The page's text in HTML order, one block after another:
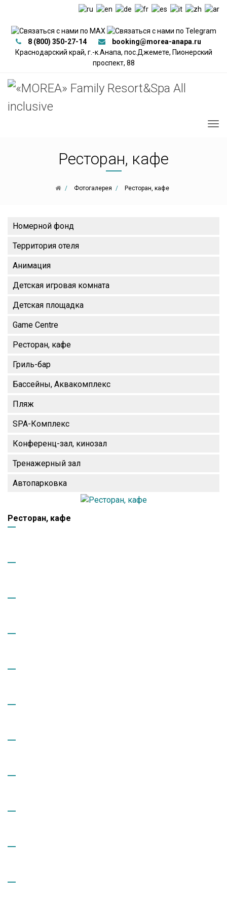
8 (800) 350-27-14
booking@morea-anapa.ru
Краснодарский край, г.-к.Анапа, пос.Джемете, Пионерский
проспект, 88
Ресторан, кафе
Фотогалерея Ресторан, кафе
Номерной фонд
Территория отеля
Анимация
Детская игровая комната
Детская площадка
Game Centre
Ресторан, кафе
Гриль-бар
Бассейны, Аквакомплекс
Пляж
SPA-Комплекс
Конференц-зал, кинозал
Тренажерный зал
Автопарковка
Ресторан, кафе